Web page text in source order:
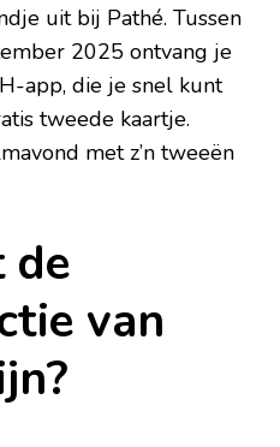
uit bij Pathé. Tussen
2025 ontvang je
app, die je snel kunt
tweede kaartje.
met z’n tweeën
de
van